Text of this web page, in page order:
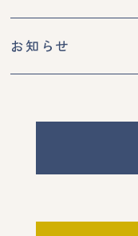
お知らせ